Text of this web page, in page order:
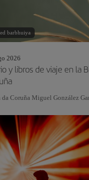
barbhuiya
2026
y libros de viaje en la
Coruña Miguel González